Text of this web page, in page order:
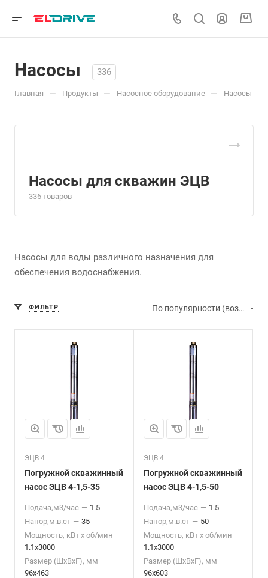
Насосы 336
Главная — Продукты — Насосное оборудование — Насосы
Насосы для скважин ЭЦВ
336 товаров
Насосы для воды различного назначения для
обеспечения водоснабжения.
ФИЛЬТР По популярности (возрастание)
ЭЦВ 4
Погружной скважинный
насос ЭЦВ 4-1,5-35
Подача,м3/час — 1.5
Напор,м.в.ст — 35
Мощность, кВт x об/мин —
1.1x3000
Размер (ШхВхГ), мм —
96x463
ЭЦВ 4
Погружной скважинный
насос ЭЦВ 4-1,5-50
Подача,м3/час — 1.5
Напор,м.в.ст — 50
Мощность, кВт x об/мин —
1.1x3000
Размер (ШхВхГ), мм —
96x603